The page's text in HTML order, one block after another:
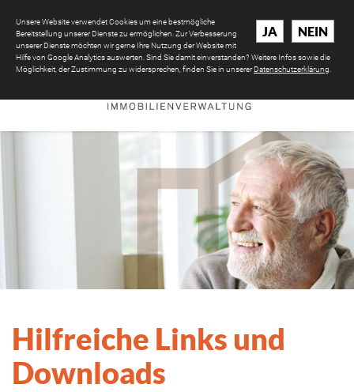
Hilfreiche Links und
Downloads
NEIN
JA
Unsere Website verwendet Cookies um eine bestmögliche
Bereitstellung unserer Dienste zu ermöglichen. Zur Verbesserung
unserer Dienste möchten wir gerne Ihre Nutzung der Website mit
Hilfe von Google Analytics auswerten. Sind Sie damit einverstanden? Weitere Infos sowie die
Möglichkeit, der Zustimmung zu widersprechen, finden Sie in unsererDatenschutzerklärung